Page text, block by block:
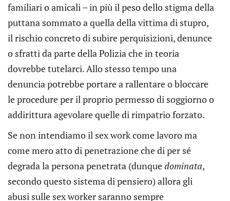
familiari o amicali – in più il peso dello stigma della
puttana sommato a quella della vittima di stupro,
il rischio concreto di subire perquisizioni, denunce
o sfratti da parte della Polizia che in teoria
dovrebbe tutelarci. Allo stesso tempo una
denuncia potrebbe portare a rallentare o bloccare
le procedure per il proprio permesso di soggiorno o
addirittura agevolare quelle di rimpatrio forzato.
Se non intendiamo il sex work come lavoro ma
come mero atto di penetrazione che di per sé
degrada la persona penetrata (dunquedominata,
secondo questo sistema di pensiero) allora gli
abusi sulle sex worker saranno sempre